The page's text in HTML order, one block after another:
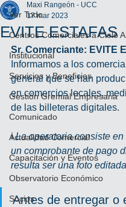
Ver Todo
Centros Comerciales a Cielo
Institucional
Servicios y Beneficios
Gestión Gremial Empresaria
Comunicado
Actualidad Comercial
Capacitación y Eventos
Observatorio Económico
Socios
EVITE ESTAFAS
Maxi Rangeón - UCC
17 mar 2023
Sr. Comerciante: EVITE
Informamos a los
general que se han
en comercios locales,
de las billeteras digitales.
ℹ La operatoria consiste
un comprobante de pago
resulta ser una foto
Antes de entregar o